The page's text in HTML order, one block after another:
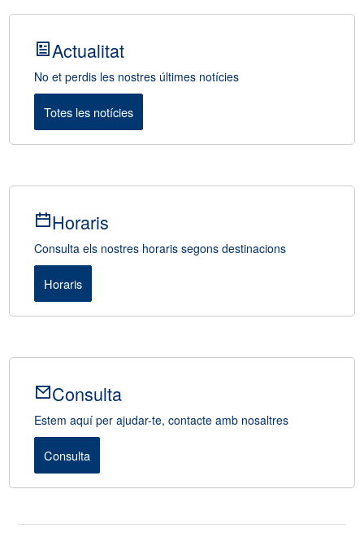
Actualitat
No et perdis les nostres últimes notícies
Totes les notícies
Horaris
Consulta els nostres horaris segons destinacions
Horaris
Consulta
Estem aquí per ajudar-te, contacte amb nosaltres
Consulta